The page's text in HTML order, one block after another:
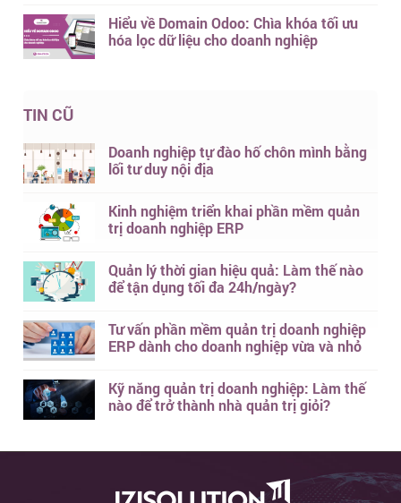
Hiểu về Domain Odoo: Chìa khóa tối ưu
hóa lọc dữ liệu cho doanh nghiệp
TIN CŨ
Doanh nghiệp tự đào hố chôn mình bằng
lối tư duy nội địa
Kinh nghiệm triển khai phần mềm quản
trị doanh nghiệp ERP
Quản lý thời gian hiệu quả: Làm thế nào
để tận dụng tối đa 24h/ngày?
Tư vấn phần mềm quản trị doanh nghiệp
ERP dành cho doanh nghiệp vừa và nhỏ
Kỹ năng quản trị doanh nghiệp: Làm thế
nào để trở thành nhà quản trị giỏi?